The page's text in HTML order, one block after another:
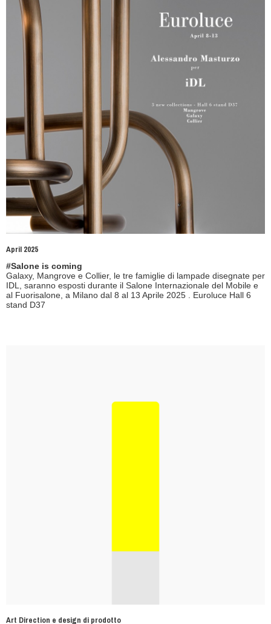
April 2025
#Salone is coming
Galaxy, Mangrove e Collier, le tre famiglie di lampade disegnate per
IDL, saranno esposti durante il Salone Internazionale del Mobile e
al Fuorisalone, a Milano dal 8 al 13 Aprile 2025 . Euroluce Hall 6
stand D37
Art Direction e design di prodotto